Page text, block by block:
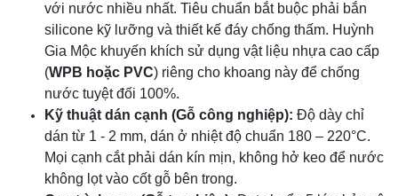
với nước nhiều nhất. Tiêu chuẩn bắt buộc phải bắn
silicone kỹ lưỡng và thiết kế đáy chống thấm. Huỳnh
Gia Mộc khuyến khích sử dụng vật liệu nhựa cao cấp
(WPB hoặc PVC) riêng cho khoang này để chống
nước tuyệt đối 100%.
Kỹ thuật dán cạnh (Gỗ công nghiệp): Độ dày chỉ
dán từ 1 - 2 mm, dán ở nhiệt độ chuẩn 180 – 220°C.
Mọi cạnh cắt phải dán kín mịn, không hở keo để nước
không lọt vào cốt gỗ bên trong.